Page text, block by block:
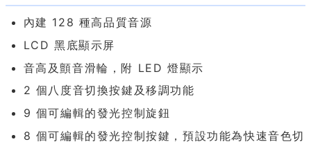
內建 128 種高品質音源
LCD 黑底顯示屏
音高及顫音滑輪，附 LED 燈顯示
2 個八度音切換按鍵及移調功能
9 個可編輯的發光控制旋鈕
8 個可編輯的發光控制按鍵，預設功能為快速音色切